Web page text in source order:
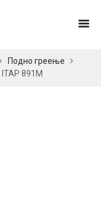
Подно греење
891M